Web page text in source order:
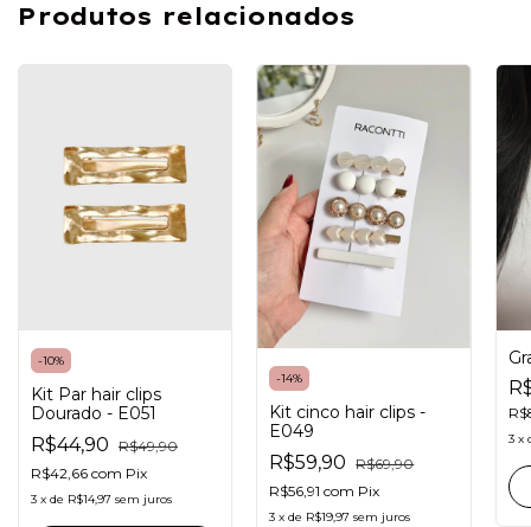
Produtos relacionados
-10%
Kit Par hair clips
Dourado - E051
R$44,90 R$49,90
R$42,66 com Pix
3 x de R$14,97 sem juros
-14%
Kit cinco hair clips -
E049
R$59,90
R$69,90
R$56,91com Pix
3 xde R$19,97 sem juros
3 x